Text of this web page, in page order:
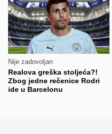
Nije zadovoljan
Realova greška stoljeća?!
Zbog jedne rečenice Rodri
ide u Barcelonu